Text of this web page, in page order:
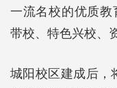
一流名校的优质教
带校、特色兴校、
城阳校区建成后，